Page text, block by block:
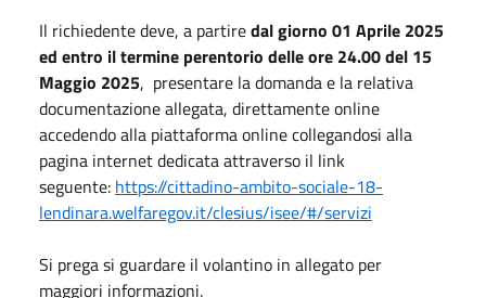
Il richiedente deve, a partiredal giorno 01 Aprile 2025
ed entro il termine perentorio delle ore 24.00 del 15
Maggio 2025, presentare la domanda e la relativa
documentazione allegata, direttamente online
accedendo alla piattaforma online collegandosi alla
pagina internet dedicata attraverso il link
seguente: https://cittadino-ambito-sociale-18-
lendinara.welfaregov.it/clesius/isee/#/servizi
Si prega si guardare il volantino in allegato per
maggiori informazioni.